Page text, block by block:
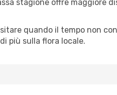
stagione offre maggiore
quando il tempo non
più sulla flora locale.